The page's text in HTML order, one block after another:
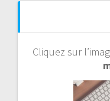
Cliquez sur